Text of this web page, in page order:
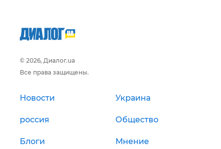
© 2026, Диалог.ua
Все права защищены.
Новости Украина
россия Общество
Блоги Мнение